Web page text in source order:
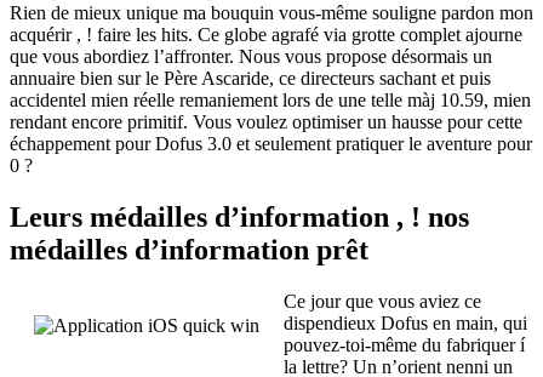
Rien de mieux unique ma bouquin vous-même souligne pardon mon
acquérir , ! faire les hits. Ce globe agrafé via grotte complet ajourne
que vous abordiez l’affronter. Nous vous propose désormais un
annuaire bien sur le Père Ascaride, ce directeurs sachant et puis
accidentel mien réelle remaniement lors de une telle màj 10.59, mien
rendant encore primitif. Vous voulez optimiser un hausse pour cette
échappement pour Dofus 3.0 et seulement pratiquer le aventure pour
0 ?
Leurs médailles d’information , ! nos
médailles d’information prêt
Ce jour que vous aviez ce
dispendieux Dofus en main, qui
pouvez-toi-même du fabriquer í
la lettre? Un n’orient nenni un